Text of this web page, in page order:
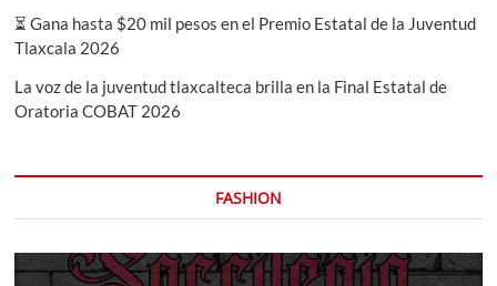
⏳ Gana hasta $20 mil pesos en el Premio Estatal de la Juventud
Tlaxcala 2026
La voz de la juventud tlaxcalteca brilla en la Final Estatal de
Oratoria COBAT 2026
FASHION